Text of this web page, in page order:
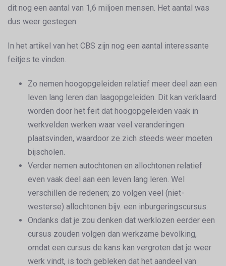
dit nog een aantal van 1,6 miljoen mensen. Het aantal was
dus weer gestegen.
In het artikel van het CBS zijn nog een aantal interessante
feitjes te vinden.
Zo nemen hoogopgeleiden relatief meer deel aan een
leven lang leren dan laagopgeleiden. Dit kan verklaard
worden door het feit dat hoogopgeleiden vaak in
werkvelden werken waar veel veranderingen
plaatsvinden, waardoor ze zich steeds weer moeten
bijscholen.
Verder nemen autochtonen en allochtonen relatief
even vaak deel aan een leven lang leren. Wel
verschillen de redenen; zo volgen veel (niet-
westerse) allochtonen bijv. een inburgeringscursus.
Ondanks dat je zou denken dat werklozen eerder een
cursus zouden volgen dan werkzame bevolking,
omdat een cursus de kans kan vergroten dat je weer
werk vindt, is toch gebleken dat het aandeel van